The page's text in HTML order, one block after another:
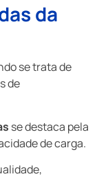
da
se trata de
de
se destaca pela
de carga.